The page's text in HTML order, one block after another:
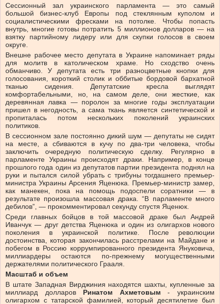
Сессионный зал украинского парламента — это самый
большой бизнес-клуб Европы под стеклянным куполом и
социалистическими фресками на потолке. Чтобы попасть
внутрь, многие готовы потратить 5 миллионов долларов — на
взятку партийному лидеру или для скупки голосов в своем
округе.
Внешне рабочее место депутата в Украине напоминает ряды
для молитв в католическом храме. Но сходство очень
обманчиво. У депутата есть три разноцветные кнопки для
голосования, короткий столик и оббитые бордовой бархатной
тканью сидения. Депутатские кресла выглядят
комфортабельными, но, на самом деле, они жесткие, как
деревянная лавка — поролон за многие годы эксплуатации
пришел в негодность, а сама ткань является синтетической и
пропиталась потом нескольких поколений украинских
политиков.
В сессионном зале постоянно дикий шум — депутаты не сидят
на месте, а сбиваются в кучу по два-три человека, чтобы
заключить очередную политическую сделку. Регулярно в
парламенте Украины происходят драки. Например, в конце
прошлого года один из депутатов партии президента поднял на
руки и пытался силой убрать с трибуны тогдашнего премьер-
министра Украины Арсения Яценюка. Премьер-министр замер,
как манекен, пока на помощь подоспели соратники — в
результате произошла массовая драка. “В парламенте много
дебилов”, — прокомментировал секунду спустя Яценюк.
Среди главных бойцов в той массовой драке был Андрей
Иванчук — друг детства Яценюка и один из олигархов нового
поколения в украинской политике. После революции
достоинства, которая закончилась расстрелами на Майдане и
побегом в Россию коррумпированного президента Януковича,
миллиардеры остаются по-прежнему могущественными
держателями политического Грааля.
Масштаб и объем
В штате Западная Вирджиния находятся шахты, купленные за
миллиард долларов Ринатом Ахметовым- украинским
олигархом с татарской фамилией, который десятилетие был